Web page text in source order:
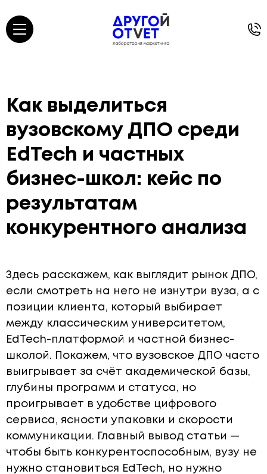
Как выделиться
вузовскому ДПО среди
EdTech и частных
бизнес-школ: кейс по
результатам
конкурентного анализа
Здесь расскажем, как выглядит рынок ДПО,
если смотреть на него не изнутри вуза, а с
позиции клиента, который выбирает
между классическим университетом,
EdTech-платформой и частной бизнес-
школой. Покажем, что вузовское ДПО часто
выигрывает за счёт академической базы,
глубины программ и статуса, но
проигрывает в удобстве цифрового
сервиса, ясности упаковки и скорости
коммуникации. Главный вывод статьи —
чтобы быть конкурентоспособным, вузу не
нужно становиться EdTech, но нужно